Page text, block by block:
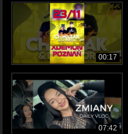
00:17
07:42